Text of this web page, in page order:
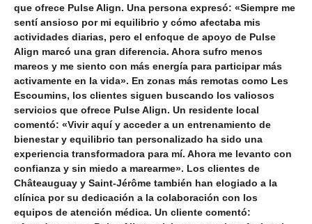
que ofrece Pulse Align. Una persona expresó: «Siempre me
sentí ansioso por mi equilibrio y cómo afectaba mis
actividades diarias, pero el enfoque de apoyo de Pulse
Align marcó una gran diferencia. Ahora sufro menos
mareos y me siento con más energía para participar más
activamente en la vida». En zonas más remotas como Les
Escoumins, los clientes siguen buscando los valiosos
servicios que ofrece Pulse Align. Un residente local
comentó: «Vivir aquí y acceder a un entrenamiento de
bienestar y equilibrio tan personalizado ha sido una
experiencia transformadora para mí. Ahora me levanto con
confianza y sin miedo a marearme». Los clientes de
Châteauguay y Saint-Jérôme también han elogiado a la
clínica por su dedicación a la colaboración con los
equipos de atención médica. Un cliente comentó: